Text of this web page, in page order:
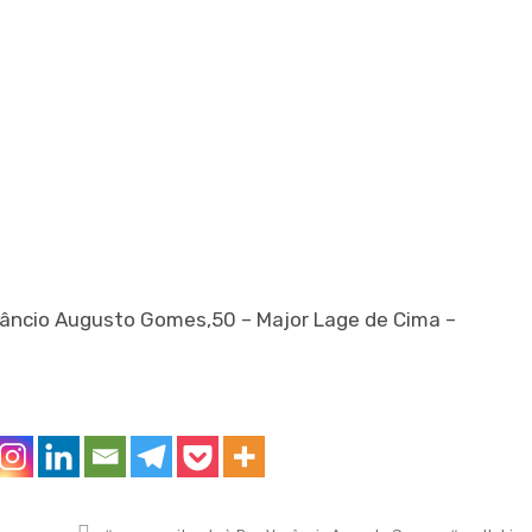
Augusto Gomes,50 – Major Lage de Cima –